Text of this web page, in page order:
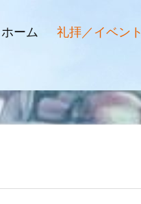
ホーム 礼拝／イベント